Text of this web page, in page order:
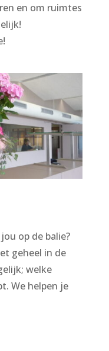
en om ruimtes
op de balie?
geheel in de
welke
We helpen je